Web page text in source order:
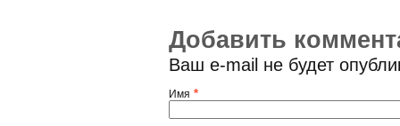
Добавить
Ваш e-mail не будет
Имя *